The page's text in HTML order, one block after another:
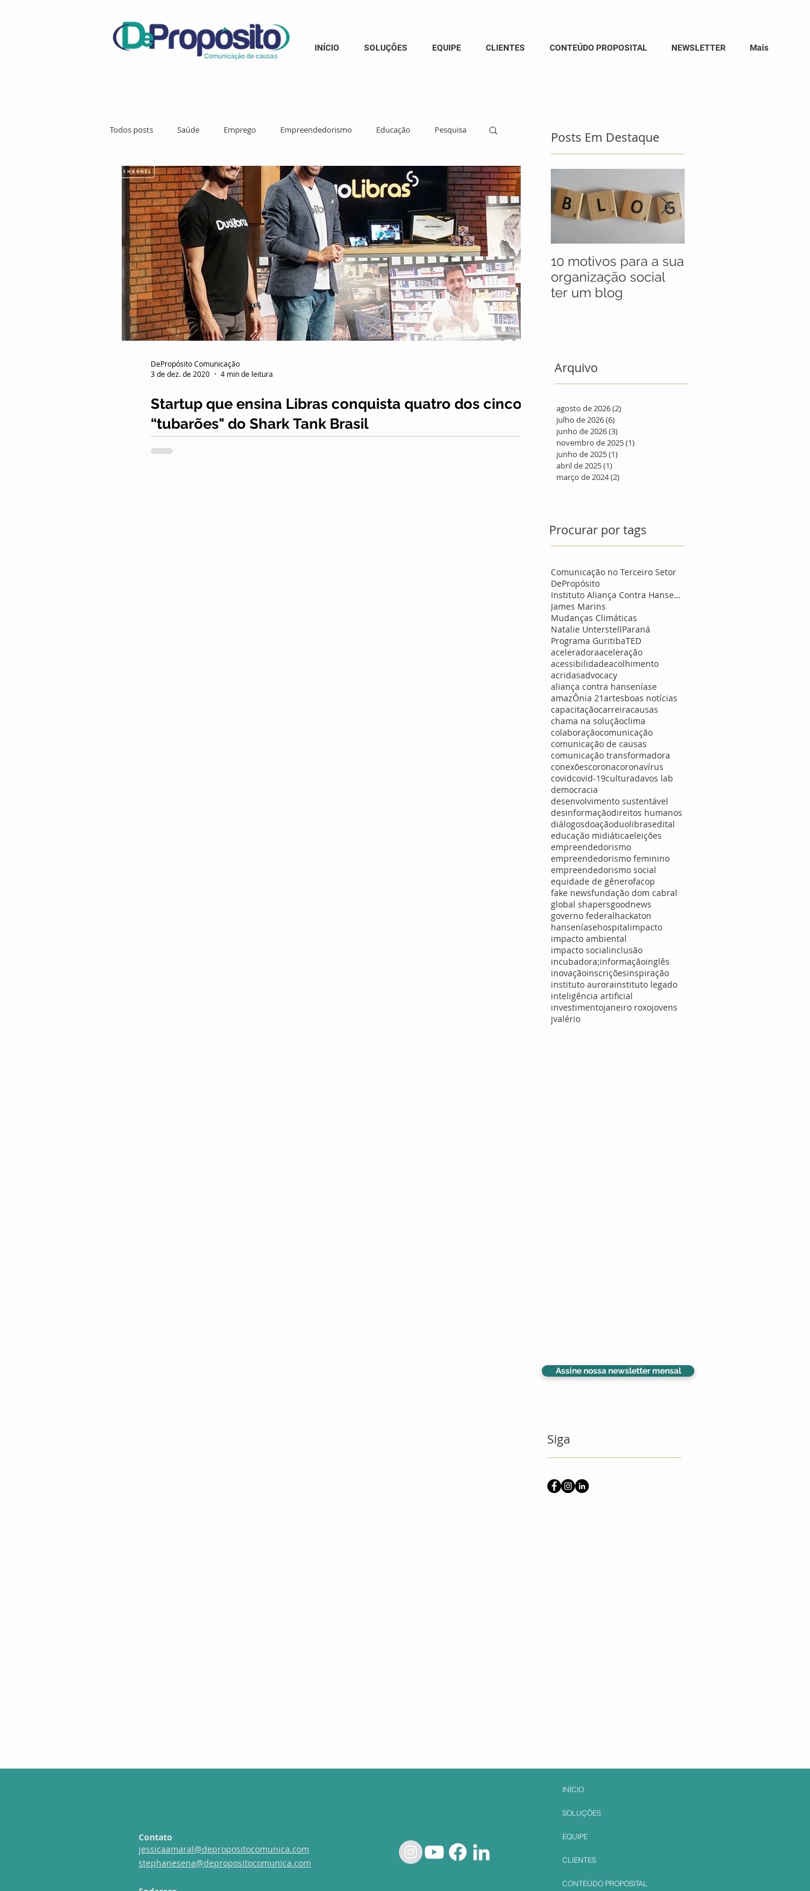
INÍCIO SOLUÇÕES EQUIPE CLIENTES CONTEÚDO PROPOSITAL NEWSLETTER Mais
Todos posts Saúde Emprego Empreendedorismo Educação Pesquisa
Ciência Meio Ambiente Liderança Feminina Cidadania
Direitos Humanos Comunicação de Causas Democracia Informação
Combate às fake news Release Cultura Inclusão Eventos
Turismo
Startup que ensina Libras conquista quatro dos cinco
“tubarões" do Shark Tank Brasil
Participação do DuoLibras no reality show foi exibida pelo Sony Channel na última
DePropósito Comunicação
3 de dez. de 2020
4 min de leitura
Posts Em Destaque
10 motivos para a sua
organização social
ter um blog
Arquivo
agosto de 2026(2)
julho de 2026(6)
junho de 2026(3)
novembro de 2025(1)
junho de 2025(1)
abril de 2025(1)
março de 2024(2)
Procurar por tags
Comunicação no Terceiro Setor
DePropósito
Instituto Aliança Contra Hanseníase
James Marins
Mudanças Climáticas
Natalie UnterstellParaná
Programa GuritibaTED
aceleradoraaceleração
acessibilidadeacolhimento
acridasadvocacy
aliança contra hanseníase
amazÔnia 21artesboas notícias
capacitaçãocarreiracausas
chama na soluçãoclima
colaboraçãocomunicação
comunicação de causas
comunicação transformadora
conexõescoronacoronavírus
covidcovid-19culturadavos lab
democracia
desenvolvimento sustentável
desinformaçãodireitos humanos
diálogosdoaçãoduolibrasedital
educação midiáticaeleições
empreendedorismo
empreendedorismo feminino
empreendedorismo social
equidade de gênerofacop
fake newsfundação dom cabral
global shapersgoodnews
governo federalhackaton
hanseníasehospitalimpacto
impacto ambiental
impacto socialinclusão
incubadora;informaçãoinglês
inovaçãoinscriçõesinspiração
instituto aurorainstituto legado
inteligência artificial
investimentojaneiro roxojovens
jvalério
Assine nossa newsletter mensal
Siga
Contato
jessicaamaral@depropositocomunica.com
stephanesena@depropositocomunica.com
INÍCIO
SOLUÇÕES
EQUIPE
CLIENTES
CONTEÚDO PROPOSITAL